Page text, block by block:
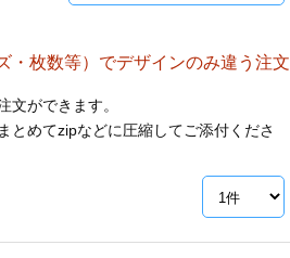
・枚数等）でデザインのみ違う注文
文ができます。
とめてzipなどに圧縮してご添付くださ